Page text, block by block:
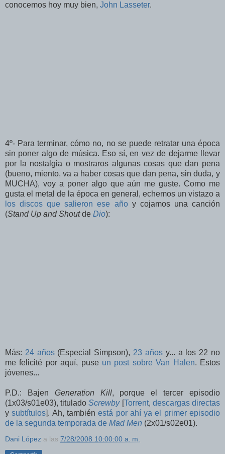
conocemos hoy muy bien, John Lasseter.
4º- Para terminar, cómo no, no se puede retratar una época
sin poner algo de música. Eso sí, en vez de dejarme llevar
por la nostalgia o mostraros algunas cosas que dan pena
(bueno, miento, va a haber cosas que dan pena, sin duda, y
MUCHA), voy a poner algo que aún me guste. Como me
gusta el metal de la época en general, echemos un vistazo a
los discos que salieron ese añoy cojamos una canción
(Stand Up and Shoutde Dio):
Más: 24 años(Especial Simpson), 23 añosy... a los 22 no
me felicité por aquí, puse un post sobre Van Halen. Estos
jóvenes...
P.D.: Bajen Generation Kill, porque el tercer episodio
(1x03/s01e03), tituladoScrewby[Torrent, descargas directas
ysubtítulos]. Ah, tambiénestá por ahí ya el primer episodio
de la segunda temporada de Mad Men (2x01/s02e01).
Dani López a las 7/28/2008 10:00:00 a. m.